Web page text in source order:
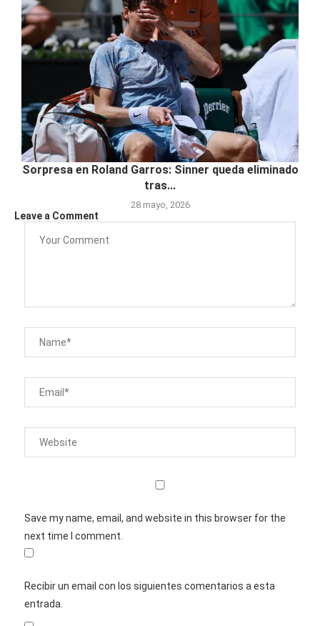
Sorpresa en Roland Garros: Sinner queda eliminado
tras...
28 mayo, 2026
Leave a Comment
Save my name, email, and website in this browser for the
next time I comment.
Recibir un email con los siguientes comentarios a esta
entrada.